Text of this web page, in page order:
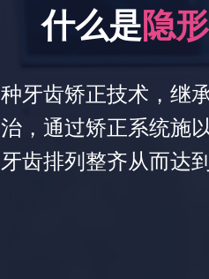
什么是隐
牙齿矫正技术，继
，通过矫正系统施
齿排列整齐从而达